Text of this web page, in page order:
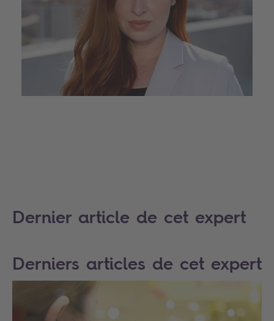
Dernier article de cet expert
Derniers articles de cet expert